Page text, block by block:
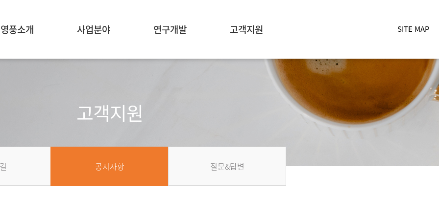
영풍소개 사업분야 연구개발 고객지원 SITE MAP
고객지원
공지사항 질문&답변